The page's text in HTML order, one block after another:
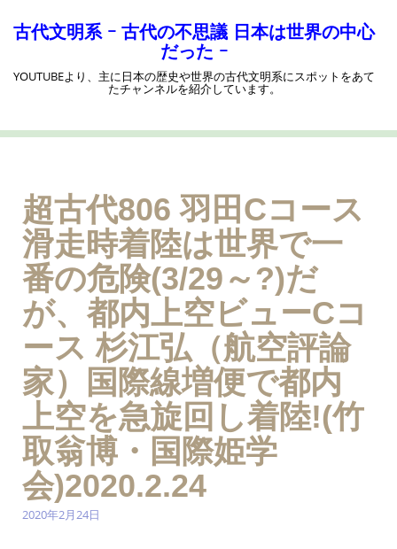
キ
古代文明系 ｰ 古代の不思議 日本は世界の中心
だった ｰ
YOUTUBEより、主に日本の歴史や世界の古代文明系にスポットをあて
たチャンネルを紹介しています。
超古代806 羽田Cコース
滑走時着陸は世界で一
番の危険(3/29～?)だ
が、都内上空ビューCコ
ース 杉江弘（航空評論
家）国際線増便で都内
上空を急旋回し着陸!(竹
取翁博・国際姫学
会)2020.2.24
2020年2月24日